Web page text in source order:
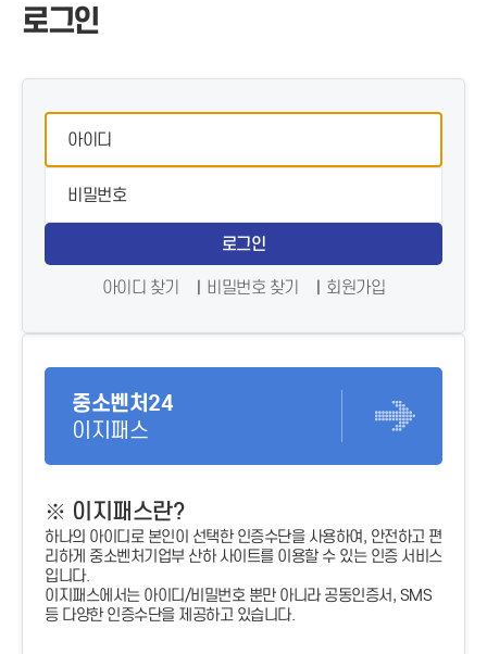
로그인
로그인
아이디 찾기 비밀번호 찾기 회원가입
중소벤처24
이지패스
※ 이지패스란?
하나의 아이디로 본인이 선택한 인증수단을 사용하여, 안전하고 편
리하게 중소벤처기업부 산하 사이트를 이용할 수 있는 인증 서비스
입니다.
이지패스에서는 아이디/비밀번호 뿐만 아니라 공동인증서, SMS
등 다양한 인증수단을 제공하고 있습니다.